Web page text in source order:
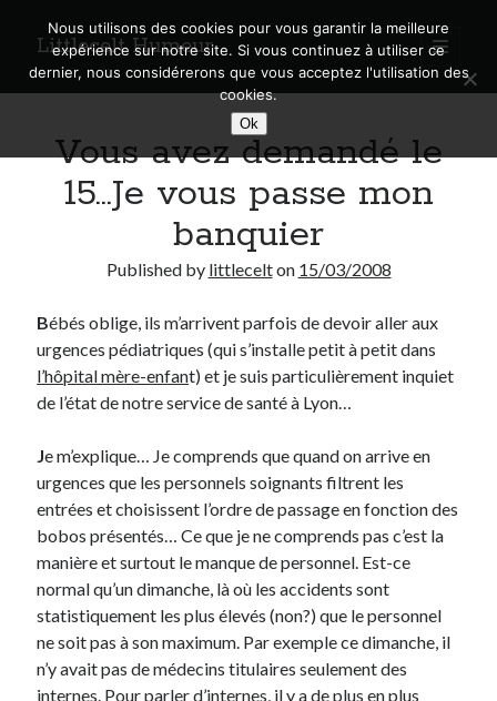
Littlecelt Humeur
open
primary
menu
Sidebar
Search
Municipales 2026 : Lyon, Métropole et Caluire, mon choix pour l’avenir
Explorez les Chemins Enchantés à Vélo : Aventures Familiales près de
Lyon !
Quel Lyonnais es-tu, Renaud Ducher ?
Lyon ?
Derniers Commentaires
Entretien ménagerdansT’as vu quoi ? #52
JFdansC’était pas mieux avant… à Lyon
littlecelt dansComment j’ai opéré ma vélorution toute personnelle
AnthonydansComment j’ai opéré ma vélorution toute personnelle
Vous avez demandé le
15…Je vous passe mon
banquier
Published by littlecelton 15/03/2008
Bébés oblige, ils m’arrivent parfois de devoir aller aux
urgences pédiatriques (qui s’installe petit à petit dans
l’hôpital mère-enfant) et je suis particulièrement inquiet
de l’état de notre service de santé à Lyon…
Je m’explique… Je comprends que quand on arrive en
urgences que les personnels soignants filtrent les
entrées et choisissent l’ordre de passage en fonction des
bobos présentés… Ce que je ne comprends pas c’est la
manière et surtout le manque de personnel. Est-ce
normal qu’un dimanche, là où les accidents sont
statistiquement les plus élevés (non?) que le personnel
ne soit pas à son maximum. Par exemple ce dimanche, il
n’y avait pas de médecins titulaires seulement des
internes. Pour parler d’internes, il y a de plus en plus
Nous utilisons des cookies pour vous garantir la meilleure
expérience sur notre site. Si vous continuez à utiliser ce
dernier, nous considérerons que vous acceptez l'utilisation des
cookies.
Ok